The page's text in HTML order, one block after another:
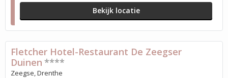
Bekijk locatie
Fletcher Hotel-Restaurant De Zeegser
Duinen ****
Zeegse, Drenthe